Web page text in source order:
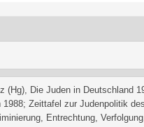
(Hg), Die Juden in Deutschland
1988; Zeittafel zur Judenpolitik
Entrechtung,